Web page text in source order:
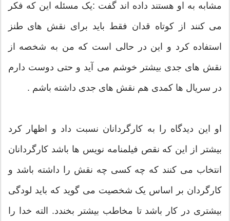
مشابه به او هستند داده اند گفت :یک مسئله این که فکر
می کنند از کوتاه قدان فقط باید برای نقش های طنز
استفاده کرد و این در حالی است که من به شخصه از
نقش های جدی بیشتر خوشم می آید و حتی دوست دارم
در سریال ها کمدی هم نقش های جدی داشته باشم .
او این دیدگاه را به کارگردانان نسبت داد و اظهار کرد
بیشتر از این که نقص فیلمنامه نویس ها باشد کارگردانان
انتخاب می کنند که چه کسی چه نقش را داشته باشد و
کارگردان بر اساس یک شخصیت می گوید که باید لودگی
بیشتری در کار باشد تا مخاطب بیشتر بخندد. الته خدا را